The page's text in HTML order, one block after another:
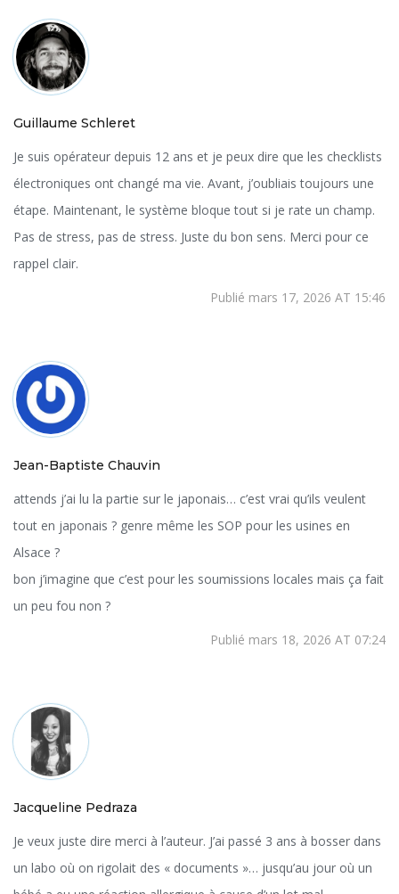
Guillaume Schleret
Je suis opérateur depuis 12 ans et je peux dire que les checklists
électroniques ont changé ma vie. Avant, j’oubliais toujours une
étape. Maintenant, le système bloque tout si je rate un champ.
Pas de stress, pas de stress. Juste du bon sens. Merci pour ce
rappel clair.
Publié mars 17, 2026 AT 15:46
Jean-Baptiste Chauvin
attends j’ai lu la partie sur le japonais… c’est vrai qu’ils veulent
tout en japonais ? genre même les SOP pour les usines en
Alsace ?
bon j’imagine que c’est pour les soumissions locales mais ça fait
un peu fou non ?
Publié mars 18, 2026 AT 07:24
Jacqueline Pedraza
Je veux juste dire merci à l’auteur. J’ai passé 3 ans à bosser dans
un labo où on rigolait des « documents »… jusqu’au jour où un